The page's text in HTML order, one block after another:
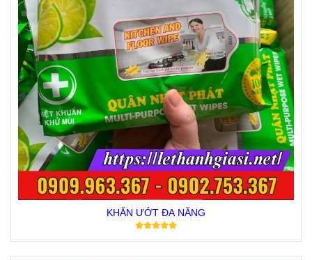
KHĂN ƯỚT ĐA NĂNG